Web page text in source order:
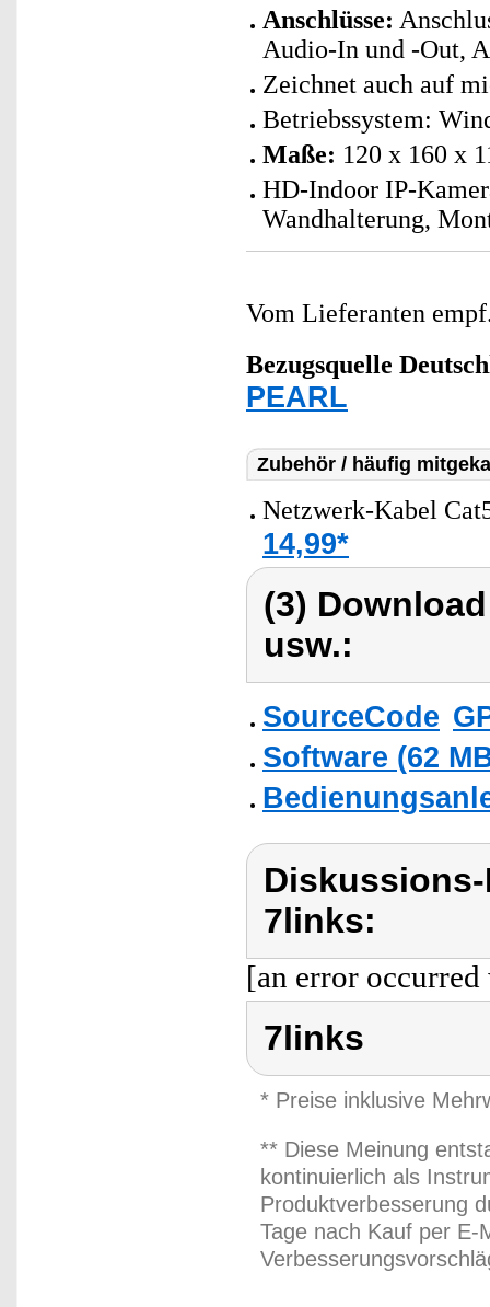
Anschlüsse:
Audio-In und -Out,
Zeichnet auch auf
Betriebssystem:
Maße: 120 x 160 x
HD-Indoor IP-
Wandhalterung,
Vom Lieferanten
Bezugsquelle
PEARL
Zubehör / häufig
Netzwerk-Kabel
14,99*
(3)
usw.:
SourceCode
Software (62
7links:
[an error
7links
* Preise inklusive
** Diese Meinung
kontinuierlich als
Produktverbesserung
Tage nach Kauf per E-